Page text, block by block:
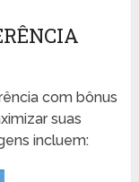
com bônus
suas
incluem: